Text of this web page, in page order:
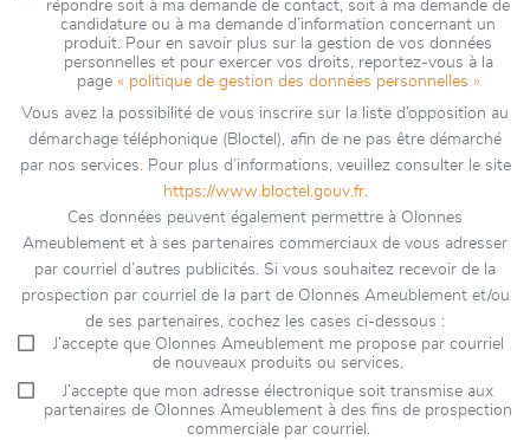
répondre soit à ma demande de contact, soit à ma demande de
candidature ou à ma demande d’information concernant un
produit. Pour en savoir plus sur la gestion de vos données
personnelles et pour exercer vos droits, reportez-vous à la
page « politique de gestion des données personnelles »
Vous avez la possibilité de vous inscrire sur la liste d’opposition au
démarchage téléphonique (Bloctel), afin de ne pas être démarché
par nos services. Pour plus d’informations, veuillez consulter le site
https://www.bloctel.gouv.fr.
Ces données peuvent également permettre à Olonnes
Ameublement et à ses partenaires commerciaux de vous adresser
par courriel d’autres publicités. Si vous souhaitez recevoir de la
prospection par courriel de la part de Olonnes Ameublement et/ou
de ses partenaires, cochez les cases ci-dessous :
J’accepte que Olonnes Ameublement me propose par courriel
de nouveaux produits ou services.
J’accepte que mon adresse électronique soit transmise aux
partenaires de Olonnes Ameublement à des fins de prospection
commerciale par courriel.